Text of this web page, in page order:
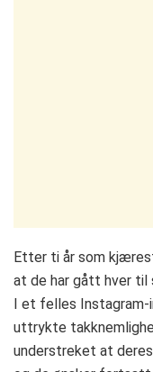
Etter ti år som
at de har gått hver til
I et felles
uttrykte
understreket at